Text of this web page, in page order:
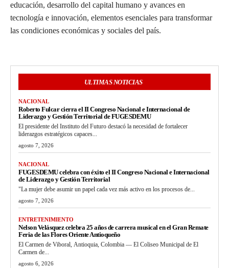
educación, desarrollo del capital humano y avances en
tecnología e innovación, elementos esenciales para transformar
las condiciones económicas y sociales del país.
ULTIMAS NOTICIAS
NACIONAL
Roberto Fulcar cierra el II Congreso Nacional e Internacional de
Liderazgo y Gestión Territorial de FUGESDEMU
El presidente del Instituto del Futuro destacó la necesidad de fortalecer
liderazgos estratégicos capaces...
agosto 7, 2026
NACIONAL
FUGESDEMU celebra con éxito el II Congreso Nacional e Internacional
de Liderazgo y Gestión Territorial
"La mujer debe asumir un papel cada vez más activo en los procesos de...
agosto 7, 2026
ENTRETENIMIENTO
Nelson Velásquez celebra 25 años de carrera musical en el Gran Remate
Feria de las Flores Oriente Antioqueño
El Carmen de Viboral, Antioquia, Colombia — El Coliseo Municipal de El
Carmen de...
agosto 6, 2026